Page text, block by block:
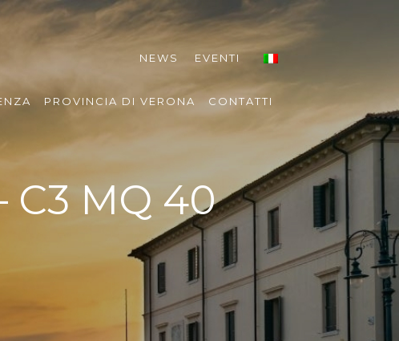
NEWS EVENTI
PROVINCIA DI VERONA CONTATTI
C3 MQ 40